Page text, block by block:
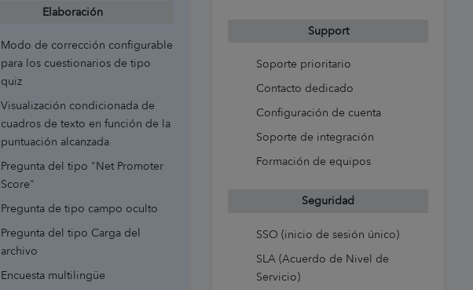
Elaboración
Modo de corrección configurable
para los cuestionarios de tipo
quiz
Visualización condicionada de
cuadros de texto en función de la
puntuación alcanzada
Pregunta del tipo "Net Promoter
Score"
Pregunta de tipo campo oculto
Pregunta del tipo Carga del
archivo
Encuesta multilingüe
Support
Soporte prioritario
Contacto dedicado
Configuración de cuenta
Soporte de integración
Formación de equipos
Seguridad
SSO (inicio de sesión único)
SLA (Acuerdo de Nivel de
Servicio)